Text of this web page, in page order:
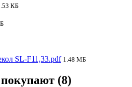
КБ
SL-F11,33.pdf 1.48 МБ
(8)